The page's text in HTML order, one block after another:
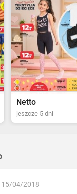
Netto
jeszcze 5 dni
15/04/2018